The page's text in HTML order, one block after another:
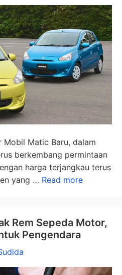
Matic Baru, dalam
berkembang permintaan
harga terjangkau terus
yang … Read more
Rem Sepeda Motor,
Pengendara